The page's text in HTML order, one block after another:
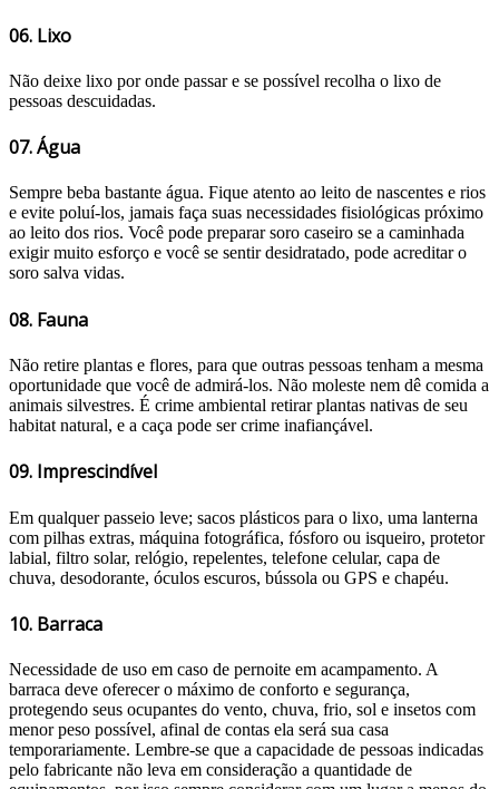
06. Lixo
Não deixe lixo por onde passar e se possível recolha o lixo de
pessoas descuidadas.
07. Água
Sempre beba bastante água. Fique atento ao leito de nascentes e rios
e evite poluí-los, jamais faça suas necessidades fisiológicas próximo
ao leito dos rios. Você pode preparar soro caseiro se a caminhada
exigir muito esforço e você se sentir desidratado, pode acreditar o
soro salva vidas.
08. Fauna
Não retire plantas e flores, para que outras pessoas tenham a mesma
oportunidade que você de admirá-los. Não moleste nem dê comida a
animais silvestres. É crime ambiental retirar plantas nativas de seu
habitat natural, e a caça pode ser crime inafiançável.
09. Imprescindível
Em qualquer passeio leve; sacos plásticos para o lixo, uma lanterna
com pilhas extras, máquina fotográfica, fósforo ou isqueiro, protetor
labial, filtro solar, relógio, repelentes, telefone celular, capa de
chuva, desodorante, óculos escuros, bússola ou GPS e chapéu.
10. Barraca
Necessidade de uso em caso de pernoite em acampamento. A
barraca deve oferecer o máximo de conforto e segurança,
protegendo seus ocupantes do vento, chuva, frio, sol e insetos com
menor peso possível, afinal de contas ela será sua casa
temporariamente. Lembre-se que a capacidade de pessoas indicadas
pelo fabricante não leva em consideração a quantidade de